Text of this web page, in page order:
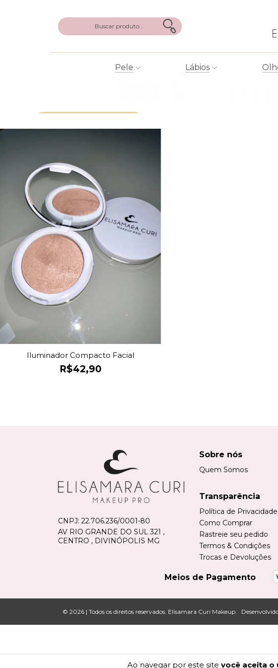
Pele Lábios
Ao navegar por este site você aceita o
Iluminador Compacto Facial
R$42,90
CNPJ: 22.706.236/0001-80
AV RIO GRANDE DO SUL 321 ,
CENTRO , DIVINÓPOLIS MG
Sobre nós
Quem Somos
Transparência
Política de Privacidade
Como Comprar
Rastreie seu pedido
Termos & Condições
Trocas e Devoluções
Meios de Pagamento
© 2026 | Todos os direitos reservados. Elisamara Curi Makeup.